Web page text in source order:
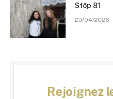
Stōp 81
29/04/2026
Rejoignez